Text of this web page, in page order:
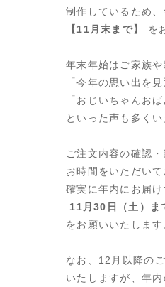
制作しているため
【11月末まで】
を
年末年始はご家族や
「今年の思い出を
「おじいちゃんお
といった声も多くい
ご注文内容の確認
お時間をいただい
確実に年内にお届
11月30日（土）ま
をお願いいたします
なお、12月以降の
いたしますが、年